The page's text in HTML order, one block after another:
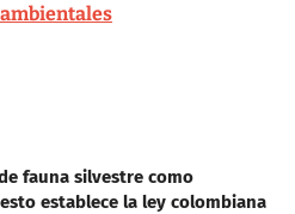
fauna silvestre como
establece la ley colombiana